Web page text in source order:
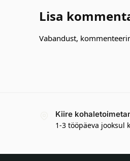
Lisa
Vabandust,
Kiire
1-3 tööpäeva jooksul